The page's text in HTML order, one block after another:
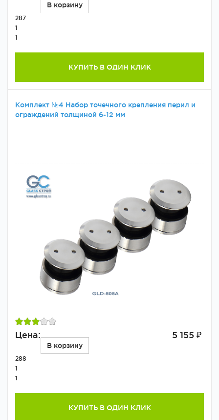
В корзину
287
1
1
КУПИТЬ В ОДИН КЛИК
Комплект №4 Набор точечного крепления перил и
ограждений толщиной 6-12 мм
Цена: 5 155 ₽
В корзину
288
1
1
КУПИТЬ В ОДИН КЛИК